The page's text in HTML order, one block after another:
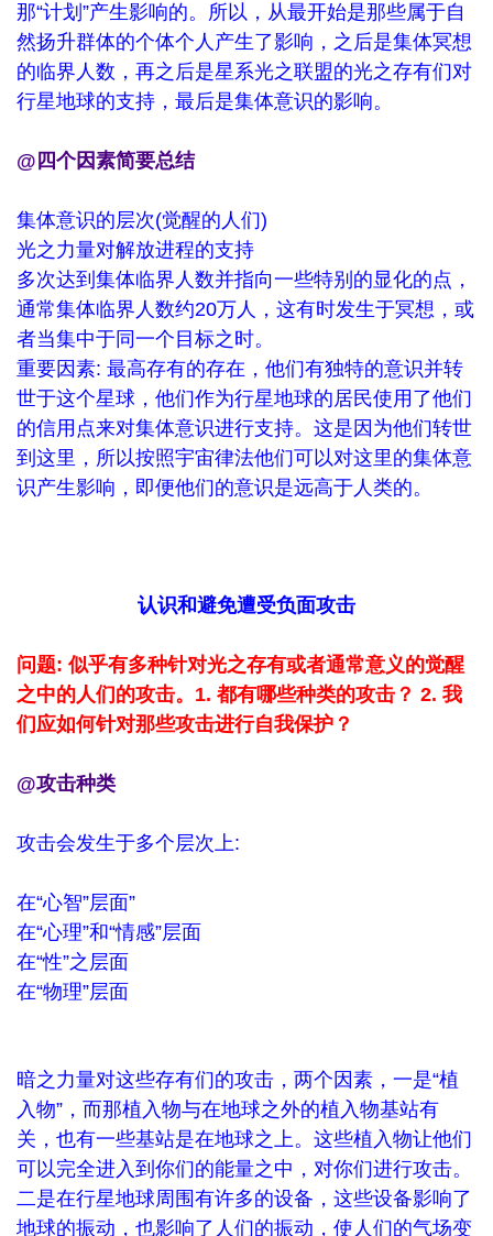
那“计划”产生影响的。所以，从最开始是那些属于自
然扬升群体的个体个人产生了影响，之后是集体冥想
的临界人数，再之后是星系光之联盟的光之存有们对
行星地球的支持，最后是集体意识的影响。
@四个因素简要总结
集体意识的层次(觉醒的人们)
光之力量对解放进程的支持
多次达到集体临界人数并指向一些特别的显化的点，
通常集体临界人数约20万人，这有时发生于冥想，或
者当集中于同一个目标之时。
重要因素: 最高存有的存在，他们有独特的意识并转
世于这个星球，他们作为行星地球的居民使用了他们
的信用点来对集体意识进行支持。这是因为他们转世
到这里，所以按照宇宙律法他们可以对这里的集体意
识产生影响，即便他们的意识是远高于人类的。
认识和避免遭受负面攻击
问题: 似乎有多种针对光之存有或者通常意义的觉醒
之中的人们的攻击。1. 都有哪些种类的攻击？ 2. 我
们应如何针对那些攻击进行自我保护？
@攻击种类
攻击会发生于多个层次上:
在“心智”层面”
在“心理”和“情感”层面
在“性”之层面
在“物理”层面
暗之力量对这些存有们的攻击，两个因素，一是“植
入物”，而那植入物与在地球之外的植入物基站有
关，也有一些基站是在地球之上。这些植入物让他们
可以完全进入到你们的能量之中，对你们进行攻击。
二是在行星地球周围有许多的设备，这些设备影响了
地球的振动，也影响了人们的振动，使人们的气场变